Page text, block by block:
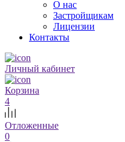
О нас
Застройщикам
Лицензии
Контакты
Личный кабинет
Корзина
4
Отложенные
0